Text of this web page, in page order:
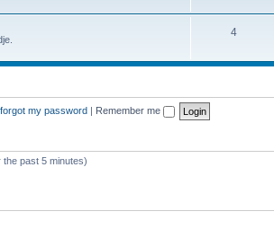
4
my password | Remember me
past 5 minutes)